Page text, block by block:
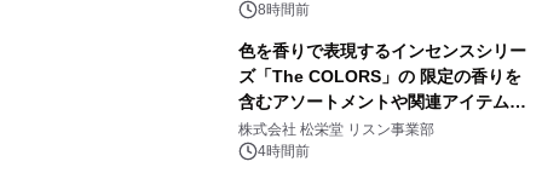
8時間前
色を香りで表現するインセンスシリー
ズ「The COLORS」の 限定の香りを
含むアソートメントや関連アイテムを
8月6日発売
株式会社 松栄堂 リスン事業部
4時間前